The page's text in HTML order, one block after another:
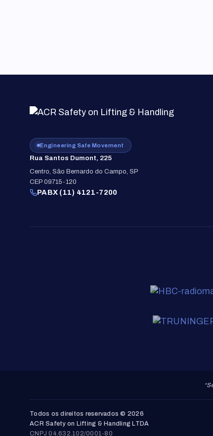
Engineering Safe Movement
Rua Santos Dumont, 225
Centro, São Bernardo do Campo, SP
CEP 09715-120
PABX (11) 4121-7200
Todos os direitos reservados © 2026
ACR Safety on Lifting & Handling LTDA
CNPJ 04.632.102/0001-80